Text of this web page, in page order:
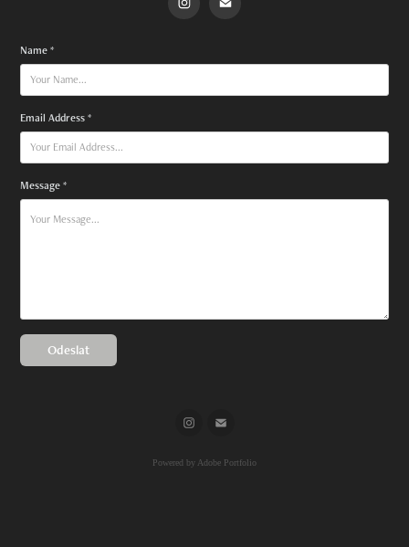
Name *
Email Address *
Message *
Odeslat
Powered by Adobe Portfolio